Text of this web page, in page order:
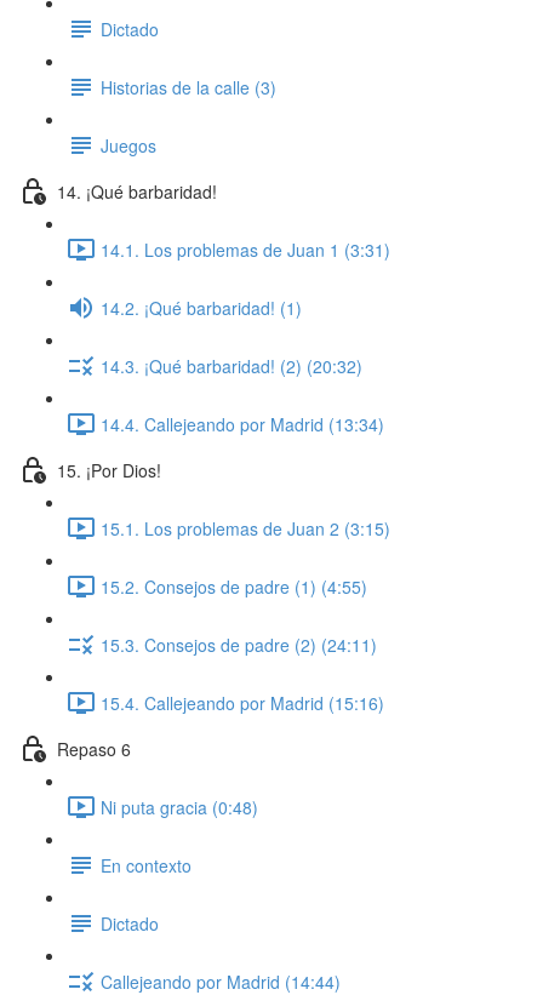
Dictado
Historias de la calle (3)
Juegos
14. ¡Qué barbaridad!
14.1. Los problemas de Juan 1 (3:31)
14.2. ¡Qué barbaridad! (1)
14.3. ¡Qué barbaridad! (2) (20:32)
14.4. Callejeando por Madrid (13:34)
15. ¡Por Dios!
15.1. Los problemas de Juan 2 (3:15)
15.2. Consejos de padre (1) (4:55)
15.3. Consejos de padre (2) (24:11)
15.4. Callejeando por Madrid (15:16)
Repaso 6
Ni puta gracia (0:48)
En contexto
Dictado
Callejeando por Madrid (14:44)